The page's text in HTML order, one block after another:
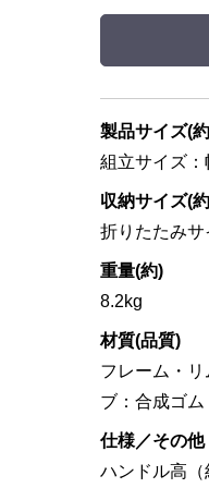
製品サイズ(
組立サイズ
収納サイズ(
折りたたみ
重量(約)
8.2kg
材質(品質)
フレーム・
ブ：合成ゴム
仕様／その他
ハンドル高